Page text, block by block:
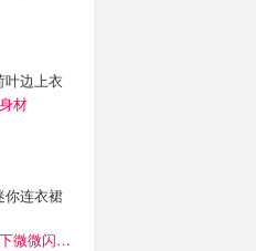
叶边上衣
材
你连衣裙
复古又华丽，灯光下微微闪光~